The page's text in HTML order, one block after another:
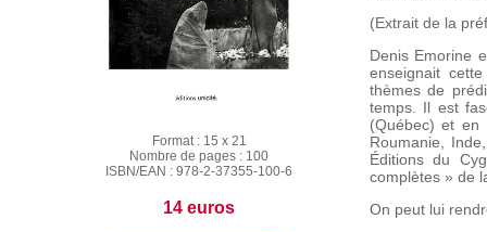
Format : 15 x 21
Nombre de pages : 100
ISBN/EAN : 978-2-37355-100-6
14 euros
(Extrait de la
Denis Emorine
enseignait
thèmes de
temps. Il est
(Québec) et en
Roumanie,
Éditions du
complètes » de
On peut lui